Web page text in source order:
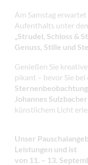
Am Samstag
Aufenthalts unter
„Strudel, Schloss &
Genuss, Stille und
Genießen Sie
pikant – bevor Sie
Johannes Sulzbacher
künstlichem Licht
Unser
Leistungen und ist
von 11. – 13.